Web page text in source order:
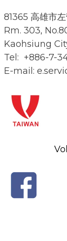
81365 高雄市
Rm. 303,
Kaohsiung
Tel: +886-7-
E-mail: